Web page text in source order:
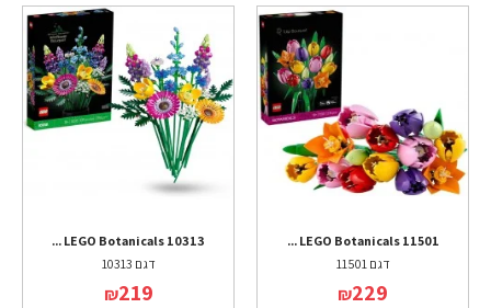
LEGO Botanicals 11501 ...
דגם 11501
₪229
LEGO Botanicals 10313 ...
דגם 10313
₪219